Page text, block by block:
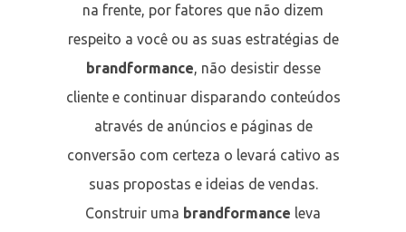
na frente, por fatores que não dizem
respeito a você ou as suas estratégias de
brandformance , não desistir desse
cliente e continuar disparando conteúdos
através de anúncios e páginas de
conversão com certeza o levará cativo as
suas propostas e ideias de vendas.
Construir uma brandformance leva